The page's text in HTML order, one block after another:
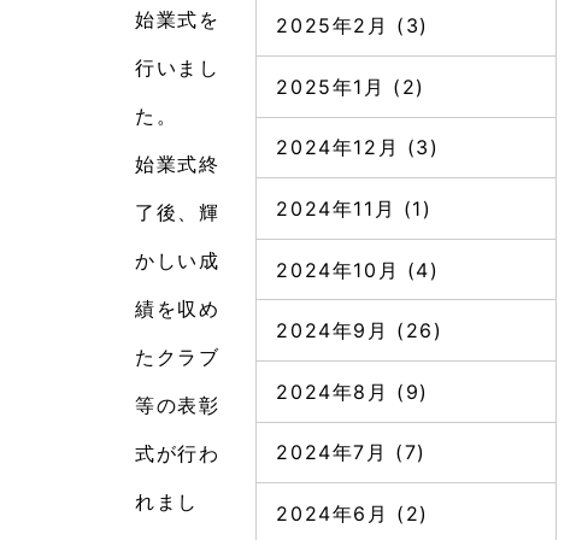
始業式を
行いまし
た。
始業式終
了後、輝
かしい成
績を収め
たクラブ
等の表彰
式が行わ
れまし
2025年2月 (3)
2025年1月 (2)
2024年12月 (3)
2024年11月 (1)
2024年10月 (4)
2024年9月 (26)
2024年8月 (9)
2024年7月 (7)
2024年6月 (2)